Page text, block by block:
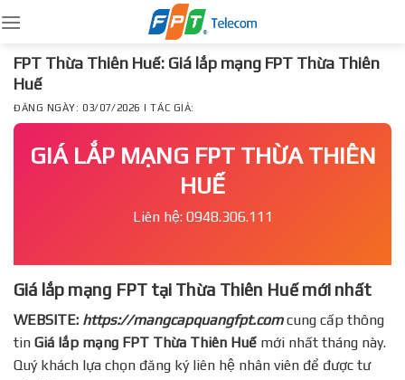
to
content
FPT Thừa Thiên Huế: Giá lắp mạng FPT Thừa Thiên
Huế
ĐĂNG NGÀY: 03/07/2026 | TÁC GIẢ:
GIÁ LẮP MẠNG FPT THỪA THIÊN
HUẾ
Liên hệ: 0948.306.111
Giá lắp mạng FPT tại Thừa Thiên Huế mới nhất
WEBSITE: https://mangcapquangfpt.comcung cấp thông
tin Giá lắp mạng FPT Thừa Thiên Huế mới nhất tháng này.
Quý khách lựa chọn đăng ký liên hệ nhân viên để được tư